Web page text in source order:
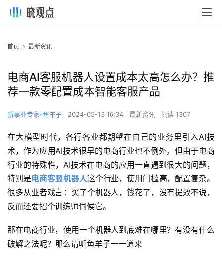
首页 最新资讯
电商AI客服机器人设置成本太高怎么办？推
荐一款零配置成本智能客服产品
新事业专家-鱼羊子 2024-05-13 16:34 最新资讯 阅读 1307
在大模型时代，各行各业都期望在自己的业务里引入AI技
术，作为应用AI技术很早的电商行业也不例外。但由于电商
行业的特殊性，AI技术在电商的应用一直遇到很大的问题，
特别是电商客服机器人这个行业，使用门槛高，配置复杂。
很多从业者戏言：买了个机器人，钱花了，没有提效不说，
反而还要招个训练师伺候它。
那在电商行业，使用一个机器人到底难在哪里？有没有什么
破解之法呢？那么请听鱼羊子一一道来